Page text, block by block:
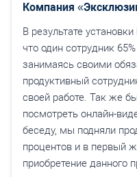
Компания
В результате
что один сотрудник
занимаясь своими
продуктивный
своей работе. Так же
посмотреть онлайн-
беседу, мы подняли
процентов и в первый
приобретение данного